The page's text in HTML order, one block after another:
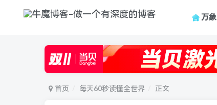
万象
首页 每天60秒读懂全世界 正文